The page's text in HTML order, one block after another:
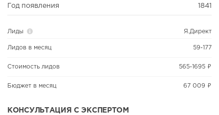
Год появления 1841
Лиды Я.Директ
Лидов в месяц 59-177
Стоимость лидов 565-1695 ₽
Бюджет в месяц 67 009 ₽
КОНСУЛЬТАЦИЯ С ЭКСПЕРТОМ